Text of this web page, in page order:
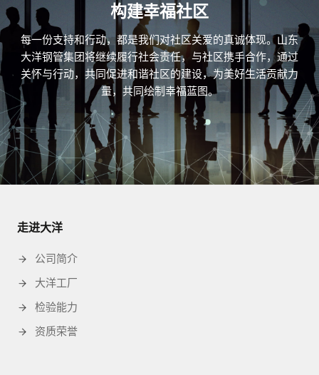
构建幸福社区
每一份支持和行动，都是我们对社区关爱的真诚体现。山东
大洋钢管集团将继续履行社会责任，与社区携手合作，通过
关怀与行动，共同促进和谐社区的建设，为美好生活贡献力
量，共同绘制幸福蓝图。
走进大洋
公司简介
大洋工厂
检验能力
资质荣誉